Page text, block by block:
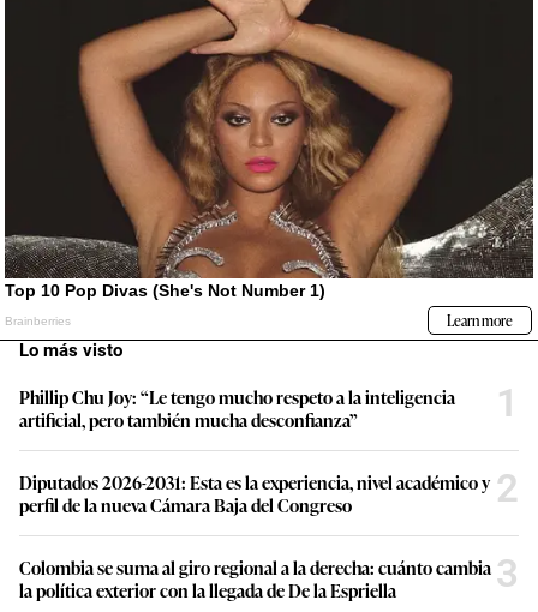
Lo más visto
Phillip Chu Joy: “Le tengo mucho respeto a la inteligencia
artificial, pero también mucha desconfianza”
1
Diputados 2026-2031: Esta es la experiencia, nivel académico y
perfil de la nueva Cámara Baja del Congreso
2
Colombia se suma al giro regional a la derecha: cuánto cambia
la política exterior con la llegada de De la Espriella
3